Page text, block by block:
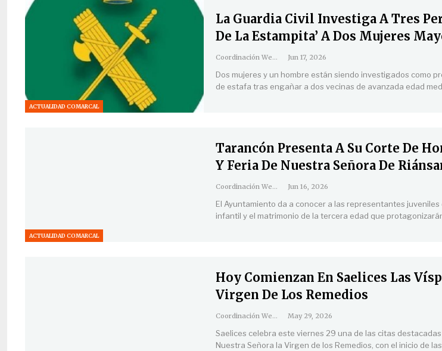
ACTUALIDAD COMARCAL
La Guardia Civil Investiga A Tres
De La Estampita’ A Dos Mujeres
Coordinación Web Jun 17, 2026
Dos mujeres y un hombre están siendo investigados como
de estafa tras engañar a dos vecinas de avanzada edad
ACTUALIDAD COMARCAL
Tarancón Presenta A Su Corte De
Y Feria De Nuestra Señora De
Coordinación Web Jun 16, 2026
El Ayuntamiento da a conocer a las representantes
infantil y el matrimonio de la tercera edad que
Hoy Comienzan En Saelices Las
Virgen De Los Remedios
Coordinación Web May 29, 2026
Saelices celebra este viernes 29 una de las citas
Nuestra Señora la Virgen de los Remedios, con el inicio de